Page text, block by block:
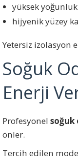
yüksek
hijyenik yüzey
Yetersiz izolasyon
Soğuk
Enerji
Profesyonel soğuk
önler.
Tercih edilen